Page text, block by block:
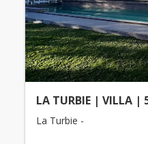
LA TURBIE | VILLA |
La Turbie -